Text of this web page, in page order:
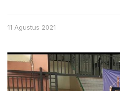
11 Agustus 2021